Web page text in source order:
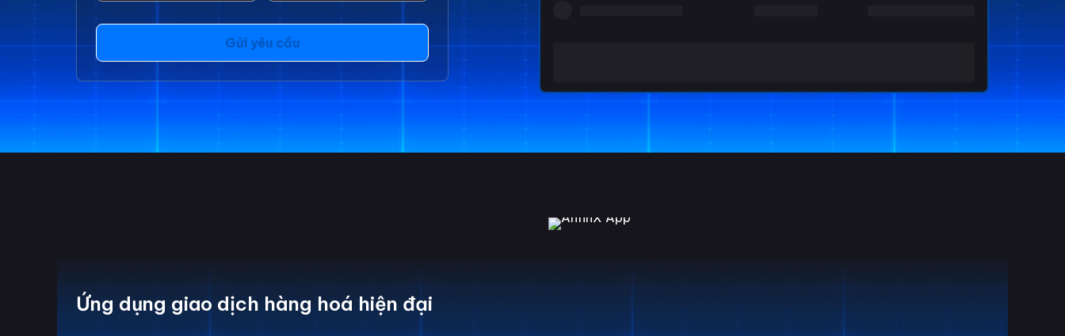
Gửi yêu cầu
Ứng dụng giao dịch hàng hoá hiện đại